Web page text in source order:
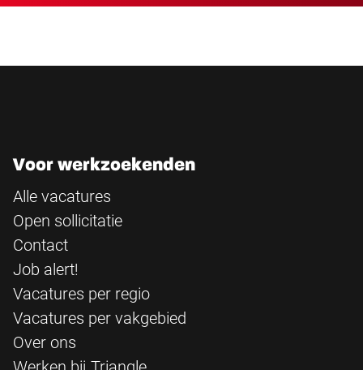
Voor werkzoekenden
Alle vacatures
Open sollicitatie
Contact
Job alert!
Vacatures per regio
Vacatures per vakgebied
Over ons